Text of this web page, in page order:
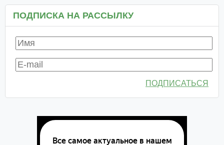
ПОДПИСКА НА РАССЫЛКУ
ПОДПИСАТЬСЯ